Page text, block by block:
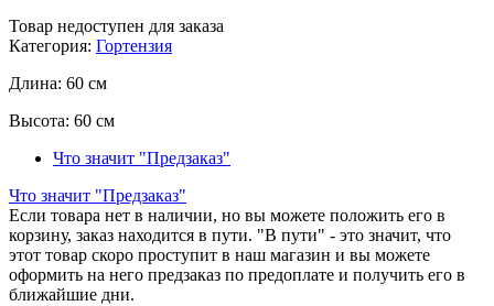
Товар недоступен для заказа
Категория: Гортензия
Длина: 60 см
Высота: 60 см
Что значит "Предзаказ"
Что значит "Предзаказ"
Если товара нет в наличии, но вы можете положить его в
корзину, заказ находится в пути. "В пути" - это значит, что
этот товар скоро проступит в наш магазин и вы можете
оформить на него предзаказ по предоплате и получить его в
ближайшие дни.